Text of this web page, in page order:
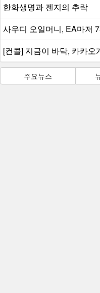
한화생명과 젠지의 추락
사우디 오일머니, EA마저
[컨콜] 지금이 바닥, 카카오
주요뉴스